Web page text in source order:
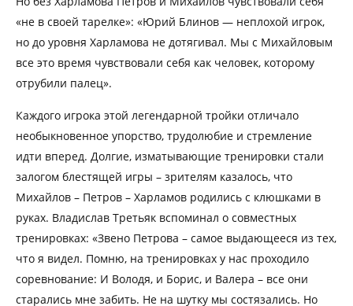
«не в своей тарелке»: «Юрий Блинов — неплохой игрок,
но до уровня Харламова не дотягивал. Мы с Михайловым
все это время чувствовали себя как человек, которому
отрубили палец».
Каждого игрока этой легендарной тройки отличало
необыкновенное упорство, трудолюбие и стремление
идти вперед. Долгие, изматывающие тренировки стали
залогом блестящей игры – зрителям казалось, что
Михайлов – Петров – Харламов родились с клюшками в
руках. Владислав Третьяк вспоминал о совместных
тренировках: «Звено Петрова – самое выдающееся из тех,
что я видел. Помню, на тренировках у нас проходило
соревнование: И Володя, и Борис, и Валера – все они
старались мне забить. Не на шутку мы состязались. Но